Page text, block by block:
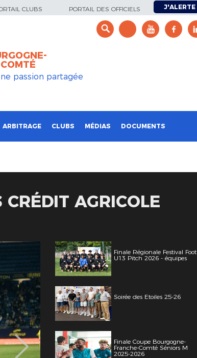
CLUBS PORTAIL DES OFFICIELS J'ALERTE
passion partagée
ARBITRAGE CLUBS MÉDIAS DOCUMENTS
AGRICOLE
Finale Régionale Festival Foot
U13 Pitch 2026 - équipes
Soirée des Etoiles 25-26
Finale Coupe Bourgogne-
Franche-Comté Séniors M
2025-2026